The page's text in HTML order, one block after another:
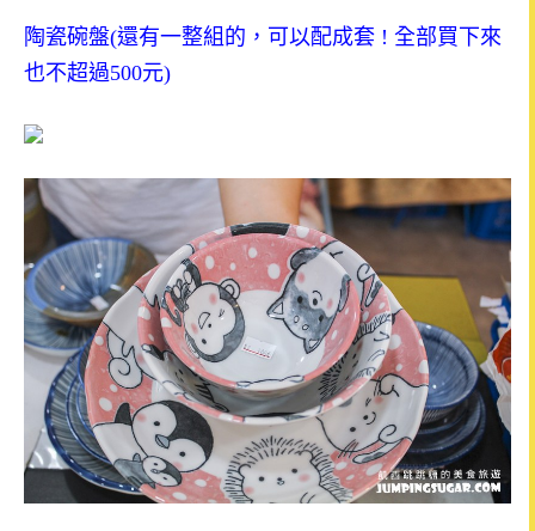
陶瓷碗盤(還有一整組的，可以配成套 ! 全部買下來
也不超過500元)